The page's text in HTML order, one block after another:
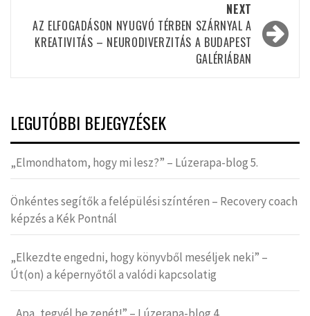
NEXT
AZ ELFOGADÁSON NYUGVÓ TÉRBEN SZÁRNYAL A
KREATIVITÁS – NEURODIVERZITÁS A BUDAPEST
GALÉRIÁBAN
LEGUTÓBBI BEJEGYZÉSEK
„Elmondhatom, hogy mi lesz?” – Lúzerapa-blog 5.
Önkéntes segítők a felépülési színtéren – Recovery coach
képzés a Kék Pontnál
„Elkezdte engedni, hogy könyvből meséljek neki” –
Út(on) a képernyőtől a valódi kapcsolatig